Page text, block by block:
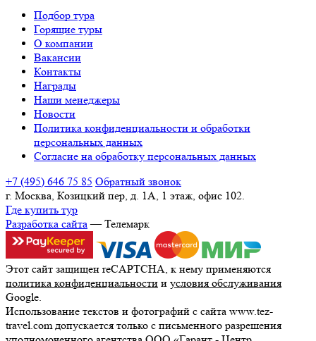
Подбор тура
Горящие туры
О компании
Вакансии
Контакты
Награды
Наши менеджеры
Новости
Политика конфиденциальности и обработки
персональных данных
Согласие на обработку персональных данных
+7 (495) 646 75 85 Обратный звонок
г. Москва, Козицкий пер, д. 1А, 1 этаж, офис 102.
Где купить тур
Разработка сайта— Телемарк
Этот сайт защищен reCAPTCHA, к нему применяются
политика конфиденциальности и условия обслуживания
Google.
Использование текстов и фотографий с сайта www.tez-
travel.com допускается только с письменного разрешения